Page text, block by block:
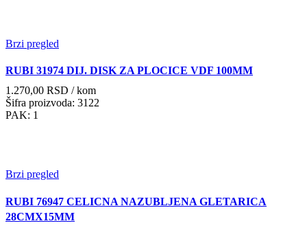
Brzi pregled
RUBI 31974 DIJ. DISK ZA PLOCICE VDF 100MM
1.270,00 RSD / kom
Šifra proizvoda: 3122
PAK: 1
Brzi pregled
RUBI 76947 CELICNA NAZUBLJENA GLETARICA
28CMX15MM